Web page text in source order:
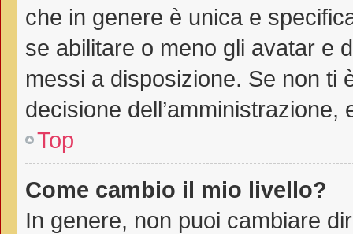
che in genere è unica e
se abilitare o meno gli avatar e
messi a disposizione. Se non ti
decisione
Top
Come cambio il mio livello?
In genere, non puoi cambiare